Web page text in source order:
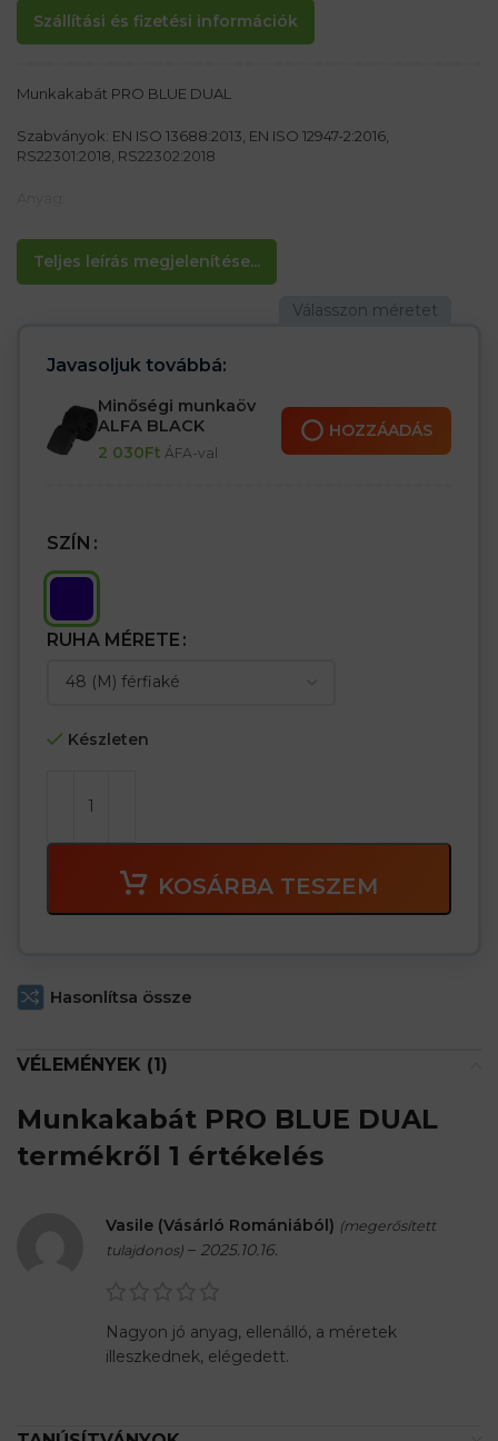
Szállítási és fizetési információk
Teljes leírás megjelenítése...
Munkakabát PRO BLUE DUAL
Szabványok: EN ISO 13688:2013, EN ISO 12947-2:2016,
RS22301:2018, RS22302:2018
Jellemzők:
– A poliészter szilárdságot és színstabilitást biztosít
– A pamut az anyag légáteresztő képessége
– Ez egy vastagabb anyag, amely alkalmas csiszolásra és vágásra
– Száraz cipzáras ujjú mandzsetta
– Derékban elasztikus
– 2 száraz cipzáras zseb a mellkason, 2 a csípőn, 2 oldalzseb, egy
mobiltelefon zseb és egy zseb az ujjon
– Hónalj szellőzőnyílásai
– Fényvisszaverő szegély és kiegészítők
Javasoljuk továbbá:
Minőségi munkaöv
ALFA BLACK
2 030Ft ÁFA-val
HOZZÁADÁS
SZÍN
RUHA MÉRETE
Készleten
KOSÁRBA TESZEM
Hasonlítsa össze
VÉLEMÉNYEK (1)
Munkakabát PRO BLUE DUAL
termékről 1 értékelés
Vasile (Vásárló Romániából) (megerősített
tulajdonos) – 2025.10.16.
Nagyon jó anyag, ellenálló, a méretek
illeszkednek, elégedett.